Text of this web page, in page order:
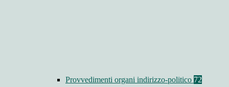
Provvedimenti organi indirizzo-politico 72